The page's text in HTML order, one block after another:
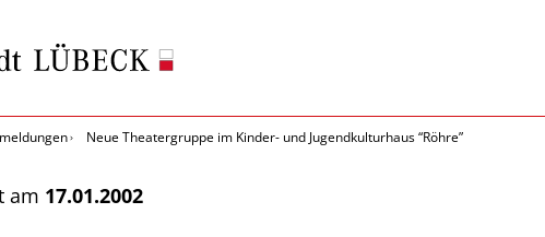
Neue Theatergruppe im Kinder- und Jugendkulturhaus “Röhre”
am 17.01.2002